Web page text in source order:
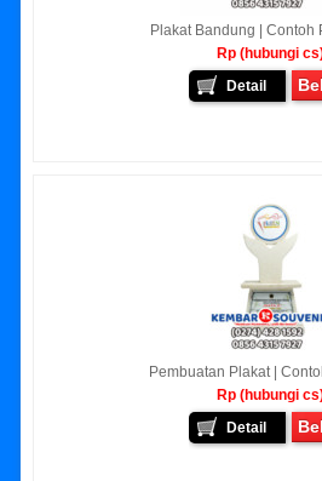
Plakat Bandung | Contoh
Rp (hubungi
Detail
Pembuatan Plakat |
Rp (hubungi
Detail